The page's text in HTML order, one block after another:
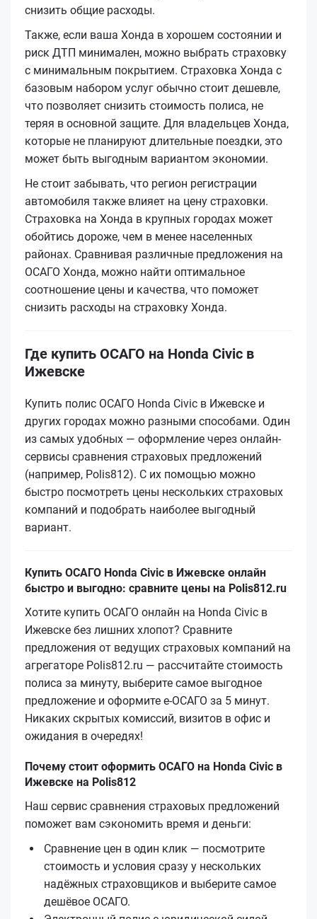
снизить общие расходы.
Также, если ваша Хонда в хорошем состоянии и
риск ДТП минимален, можно выбрать страховку
с минимальным покрытием. Страховка Хонда с
базовым набором услуг обычно стоит дешевле,
что позволяет снизить стоимость полиса, не
теряя в основной защите. Для владельцев Хонда,
которые не планируют длительные поездки, это
может быть выгодным вариантом экономии.
Не стоит забывать, что регион регистрации
автомобиля также влияет на цену страховки.
Страховка на Хонда в крупных городах может
обойтись дороже, чем в менее населенных
районах. Сравнивая различные предложения на
ОСАГО Хонда, можно найти оптимальное
соотношение цены и качества, что поможет
снизить расходы на страховку Хонда.
Где купить ОСАГО на Honda Civic в
Ижевске
Купить полис ОСАГО Honda Civic в Ижевске и
других городах можно разными способами. Один
из самых удобных — оформление через онлайн-
сервисы сравнения страховых предложений
(например, Polis812). С их помощью можно
быстро посмотреть цены нескольких страховых
компаний и подобрать наиболее выгодный
вариант.
Купить ОСАГО Honda Civic в Ижевске онлайн
быстро и выгодно: сравните цены на Polis812.ru
Хотите купить ОСАГО онлайн на Honda Civic в
Ижевске без лишних хлопот? Сравните
предложения от ведущих страховых компаний на
агрегаторе Polis812.ru — рассчитайте стоимость
полиса за минуту, выберите самое выгодное
предложение и оформите е‑ОСАГО за 5 минут.
Никаких скрытых комиссий, визитов в офис и
ожидания в очередях!
Почему стоит оформить ОСАГО на Honda Civic в
Ижевске на Polis812
Наш сервис сравнения страховых предложений
поможет вам сэкономить время и деньги:
Сравнение цен в один клик — посмотрите
стоимость и условия сразу у нескольких
надёжных страховщиков и выберите самое
дешёвое ОСАГО.